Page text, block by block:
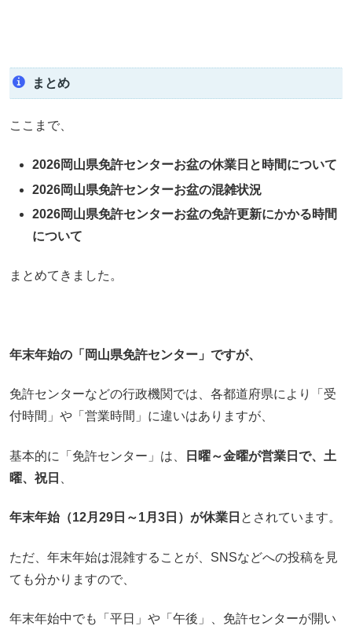
まとめ
ここまで、
2026岡山県免許センターお盆の休業日と時間について
2026岡山県免許センターお盆の混雑状況
2026岡山県免許センターお盆の免許更新にかかる時間
について
まとめてきました。
年末年始の「岡山県免許センター」ですが、
免許センターなどの行政機関では、各都道府県により「受
付時間」や「営業時間」に違いはありますが、
基本的に「免許センター」は、
日曜～金曜が営業日で、土
曜、祝日
年末年始（12月29日～1月3日）が休業日 とされています。
ただ、年末年始は混雑することが、SNSなどへの投稿を見
ても分かりますので、
年末年始中でも「平日」や「午後」、免許センターが開い